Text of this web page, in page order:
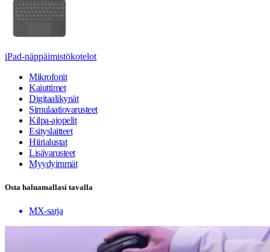
iPad-näppäimistökotelot
Mikrofonit
Kaiuttimet
Digitaalikynät
Simulaatiovarusteet
Kilpa-ajopelit
Esityslaitteet
Hiirialustat
Lisävarusteet
Myydyimmät
Osta haluamallasi tavalla
MX-sarja